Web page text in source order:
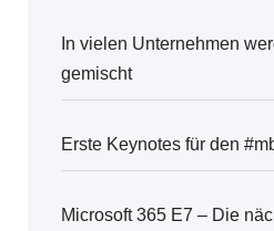
In vielen Unternehmen
gemischt
Erste Keynotes für den
Microsoft 365 E7 – Die